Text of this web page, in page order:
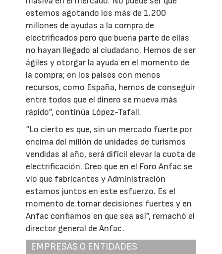
estemos agotando los más de 1.200
millones de ayudas a la compra de
electrificados pero que buena parte de ellas
no hayan llegado al ciudadano. Hemos de ser
ágiles y otorgar la ayuda en el momento de
la compra; en los países con menos
recursos, como España, hemos de conseguir
entre todos que el dinero se mueva más
rápido”, continúa López-Tafall.
“Lo cierto es que, sin un mercado fuerte por
encima del millón de unidades de turismos
vendidas al año, será difícil elevar la cuota de
electrificación. Creo que en el Foro Anfac se
vio que fabricantes y Administración
estamos juntos en este esfuerzo. Es el
momento de tomar decisiones fuertes y en
Anfac confiamos en que sea así”, remachó el
director general de Anfac.
EMPRESAS O ENTIDADES